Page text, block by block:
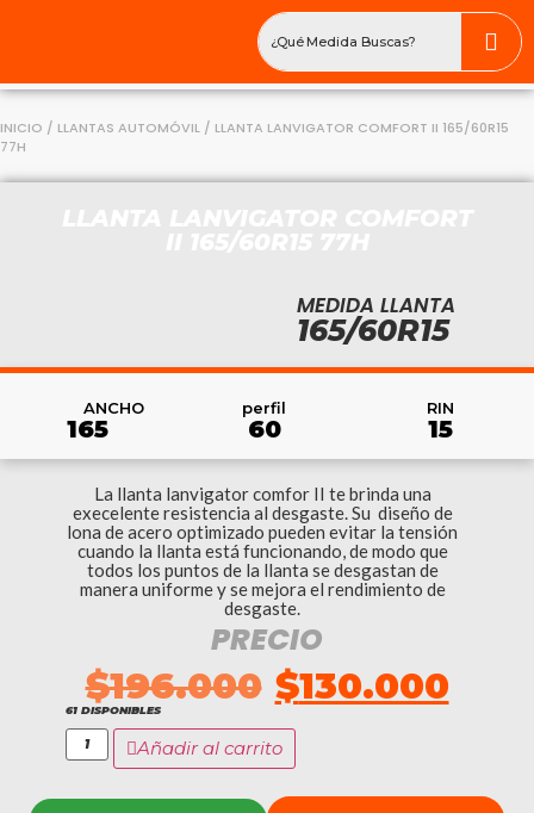
INICIO / LLANTAS AUTOMÓVIL / LLANTA LANVIGATOR COMFORT II 165/60R15
77H
MEDIDA LLANTA
165/60R15
ANCHO
165
perfil
60
RIN
15
La llanta lanvigator comfor II te brinda una
execelente resistencia al desgaste. Su diseño de
lona de acero optimizado pueden evitar la tensión
cuando la llanta está funcionando, de modo que
todos los puntos de la llanta se desgastan de
manera uniforme y se mejora el rendimiento de
desgaste.
PRECIO
$196.000 $130.000
61 DISPONIBLES
Añadir al carrito